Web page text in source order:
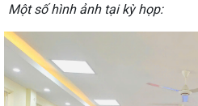
Một số hình ảnh tại kỳ họp: